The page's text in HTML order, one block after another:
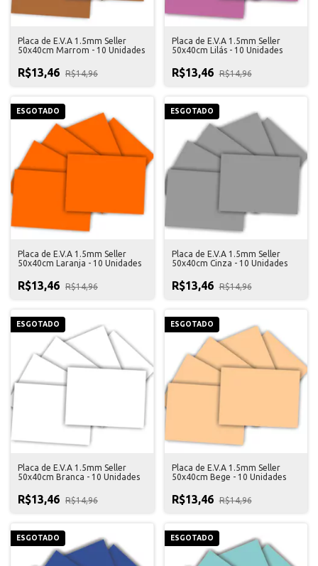
Placa de E.V.A 1.5mm Seller
50x40cm Marrom - 10 Unidades
R$13,46 R$14,96
Placa de E.V.A 1.5mm Seller
50x40cm Lilás - 10 Unidades
R$13,46 R$14,96
ESGOTADO
Placa de E.V.A 1.5mm Seller
50x40cm Laranja - 10 Unidades
R$13,46 R$14,96
ESGOTADO
Placa de E.V.A 1.5mm Seller
50x40cm Cinza - 10 Unidades
R$13,46 R$14,96
ESGOTADO
Placa de E.V.A 1.5mm Seller
50x40cm Branca - 10 Unidades
R$13,46 R$14,96
ESGOTADO
Placa de E.V.A 1.5mm Seller
50x40cm Bege - 10 Unidades
R$13,46 R$14,96
ESGOTADO ESGOTADO